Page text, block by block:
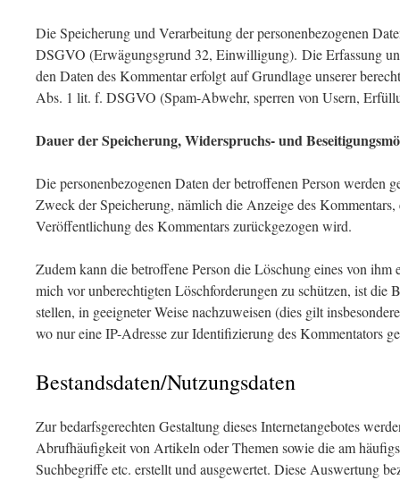
Die Speicherung und Verarbeitung der personenbezogenen
DSGVO (Erwägungsgrund 32, Einwilligung). Die Erfassung
den Daten des Kommentar erfolgt auf Grundlage unserer
Abs. 1 lit. f. DSGVO (Spam-Abwehr, sperren von Usern,
Dauer der Speicherung, Widerspruchs- und
Die personenbezogenen Daten der betroffenen Person werden
Zweck der Speicherung, nämlich die Anzeige des
Veröffentlichung des Kommentars zurückgezogen wird.
Zudem kann die betroffene Person die Löschung eines von ihm
mich vor unberechtigten Löschforderungen zu schützen, ist die
stellen, in geeigneter Weise nachzuweisen (dies gilt
wo nur eine IP-Adresse zur Identifizierung des Kommentators
Bestandsdaten/Nutzungsdaten
Zur bedarfsgerechten Gestaltung dieses Internetangebotes
Abrufhäufigkeit von Artikeln oder Themen sowie die am
Suchbegriffe etc. erstellt und ausgewertet. Diese Auswertung